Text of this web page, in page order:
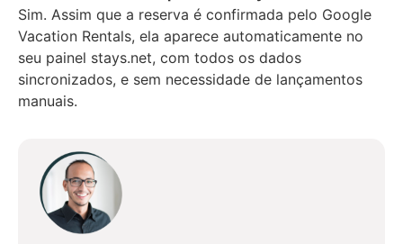
Sim. Assim que a reserva é confirmada pelo Google
Vacation Rentals, ela aparece automaticamente no
seu painel stays.net, com todos os dados
sincronizados, e sem necessidade de lançamentos
manuais.